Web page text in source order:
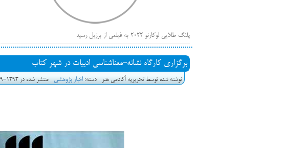
پلنگ طلایی لوکارنو ۲۰۲۲ به فیلمی از برزیل رسید
فهرست فیلم‌های بخش مسابقه جشنواره فیلم ونیز ۲۰۲۲ مشخص شد، سهم پررنگ
ایرانی‌ها
بیرون راندن فیلم‌های منتسب به حامیان کرملین از جشنواره کن، راه برای مستقل‌ها
باز است
برگزاری کارگاه نشانه-معناشناسی ادبیات در شهر کتاب
نوشته شده توسط تحریریه آکادمی هنر دسته:اخبار پژوهشی منتشر شده در 1393-09-08 16:28